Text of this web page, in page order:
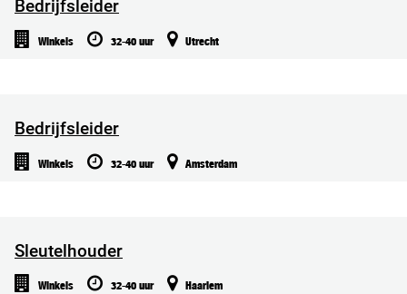
Bedrijfsleider
Winkels 32-40 uur Utrecht
Bedrijfsleider
Winkels 32-40 uur Amsterdam
Sleutelhouder
Winkels 32-40 uur Haarlem